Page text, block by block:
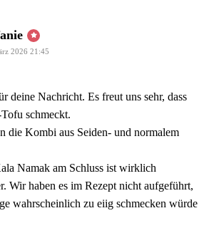
sagt:
2026 21:45
deine Nachricht. Es freut uns sehr, dass
schmeckt.
die Kombi aus Seiden- und normalem
Namak am Schluss ist wirklich
Wir haben es im Rezept nicht aufgeführt,
wahrscheinlich zu eiig schmecken würde